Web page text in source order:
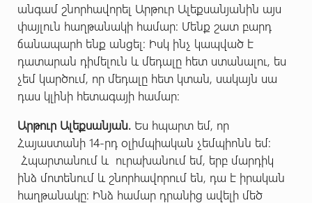
անգամ շնորհավորել Արթուր Ալեքսանյանին այս
փայլուն հաղթանակի համար: Մենք շատ բարդ
ճանապարհ ենք անցել: Իսկ ինչ կապված է
դատարան դիմելուն և մեդալը հետ ստանալու, ես
չեմ կարծում, որ մեդալը հետ կտան, սակայն սա
դաս կլինի հետագայի համար:
Արթուր Ալեքսանյան.Ես հպարտ եմ, որ
Հայաստանի 14-րդ օլիմպիական չեմպիոնն եմ:
Հպարտանում և ուրախանում եմ, երբ մարդիկ
ինձ մոտենում և շնորհավորում են, դա է իրական
հաղթանակը: Ինձ համար դրանից ավելի մեծ